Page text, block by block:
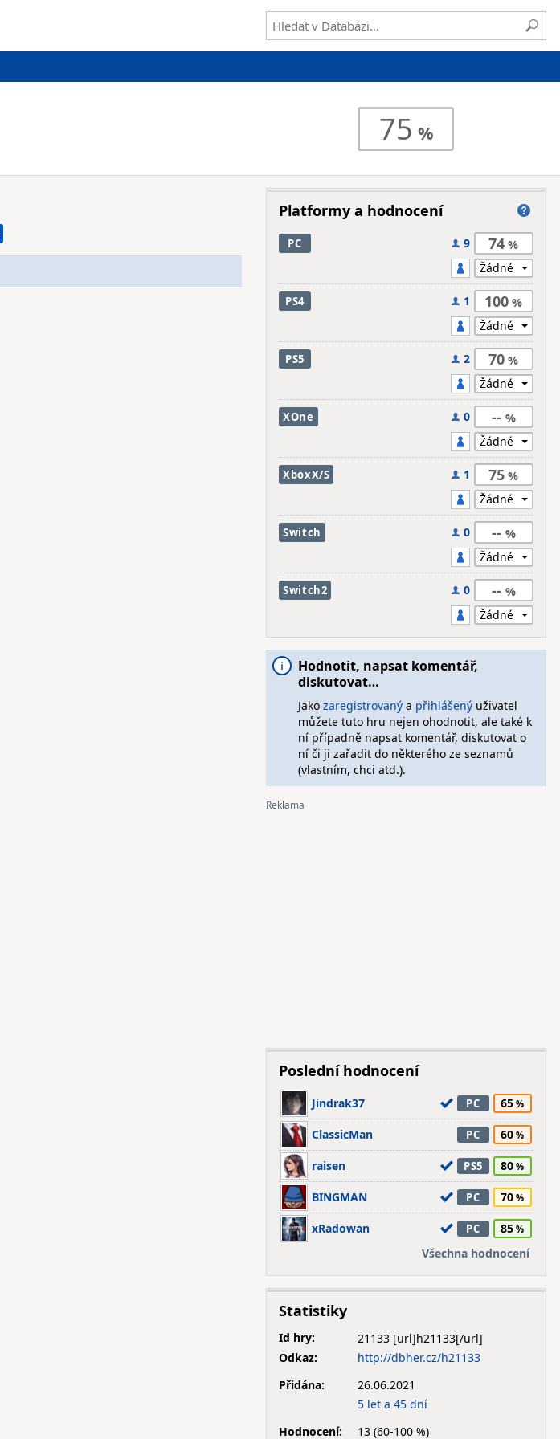
75
Platformy a hodnocení
PC 9 74
PS4 1 100
PS5 2 70
XOne 0 --
XboxX/S 1 75
Switch 0 --
Switch2 0 --
Hodnotit, napsat komentář,
diskutovat…
Jako zaregistrovanýa přihlášenýuživatel
můžete tuto hru nejen ohodnotit, ale také k
ní případně napsat komentář, diskutovat o
ní či ji zařadit do některého ze seznamů
(vlastním, chci atd.).
Poslední hodnocení
Jindrak37 PC 65
ClassicMan PC 60
raisen PS5 80
BINGMAN PC 70
xRadowan PC
85
Všechna hodnocení
Statistiky
Id hry:
21133
Odkaz:
http://dbher.cz/h21133
Přidána:
26.06.2021
5 let a 45 dní
Hodnocení:
13 (60-100 %)